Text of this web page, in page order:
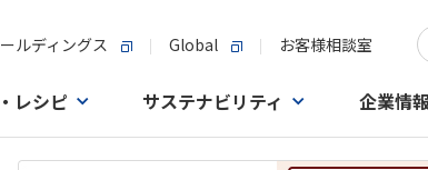
ルディングス Global お客様相談室
レシピ サステナビリティ 企業情